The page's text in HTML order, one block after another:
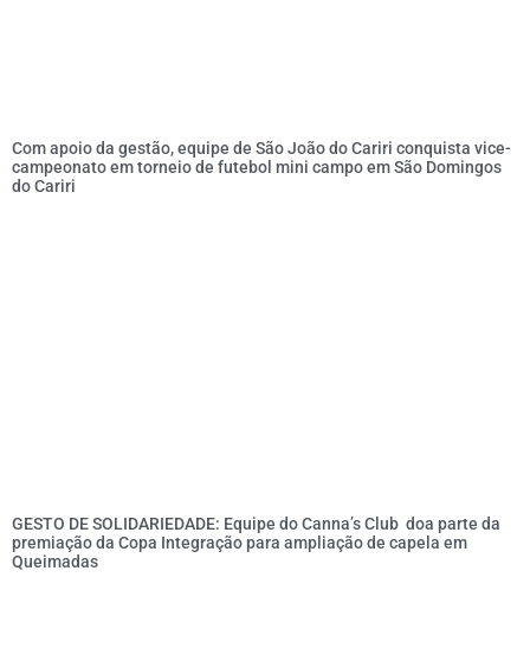
Com apoio da gestão, equipe de São João do Cariri conquista vice-
campeonato em torneio de futebol mini campo em São Domingos
do Cariri
GESTO DE SOLIDARIEDADE: Equipe do Canna’s Club doa parte da
premiação da Copa Integração para ampliação de capela em
Queimadas